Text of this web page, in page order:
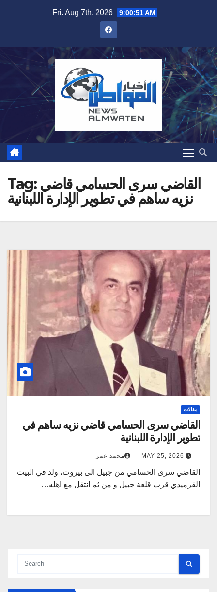
Fri. Aug 7th, 2026 9:00:52 AM
Tag: القاضي سرى الحسامي قاضي
نزيه ساهم في تطوير الإدارة اللبنانية
مقالات
القاضي سرى الحسامي قاضي نزيه ساهم في
تطوير الإدارة اللبنانية
MAY 25, 2026 محمد عمر
القاضي سرى الحسامي من جبيل الى بيروت، ولد في البيت
القرميدي قرب قلعة جبيل و من ثم انتقل مع اهله…